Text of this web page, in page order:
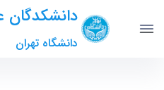
دانشکدگان
دانشگاه تهران